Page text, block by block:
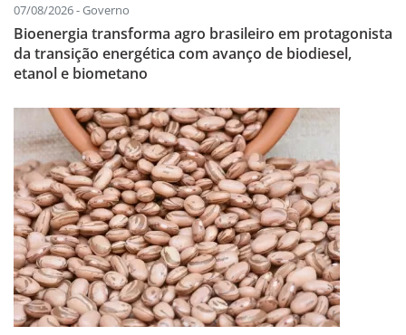
07/08/2026 - Governo
Bioenergia transforma agro brasileiro em protagonista
da transição energética com avanço de biodiesel,
etanol e biometano